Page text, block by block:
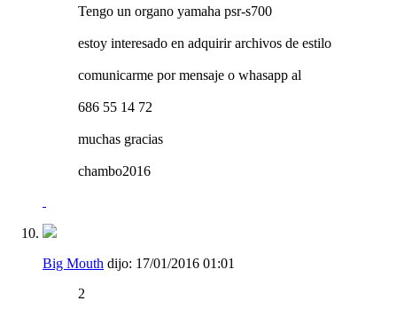
Tengo un organo yamaha psr-s700
estoy interesado en adquirir archivos de estilo
comunicarme por mensaje o whasapp al
686 55 14 72
muchas gracias
chambo2016
Big Mouth dijo: 17/01/2016 01:01
2